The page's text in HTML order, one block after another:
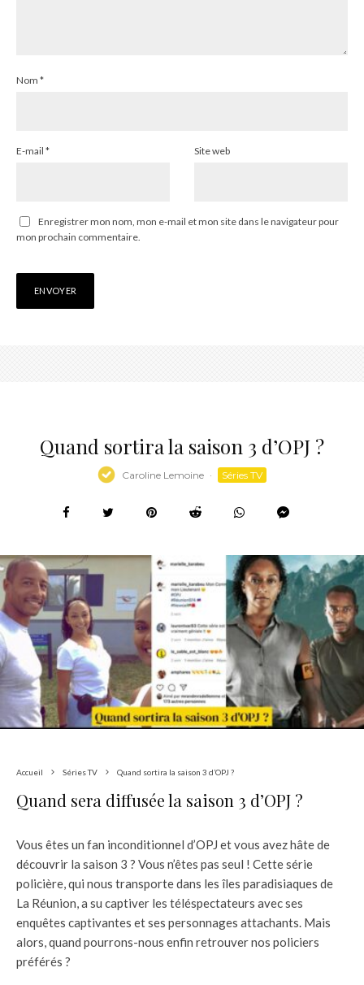
Nom *
E-mail * Site web
Enregistrer mon nom, mon e-mail et mon site dans le navigateur pour
mon prochain commentaire.
Quand sortira la saison 3 d’OPJ ?
Caroline Lemoine · Séries TV
Accueil Séries TV Quand sortira la saison 3 d’OPJ ?
Quand sera diffusée la saison 3 d’OPJ ?
Vous êtes un fan inconditionnel d’OPJ et vous avez hâte de
découvrir la saison 3 ? Vous n’êtes pas seul ! Cette série
policière, qui nous transporte dans les îles paradisiaques de
La Réunion, a su captiver les téléspectateurs avec ses
enquêtes captivantes et ses personnages attachants. Mais
alors, quand pourrons-nous enfin retrouver nos policiers
préférés ?